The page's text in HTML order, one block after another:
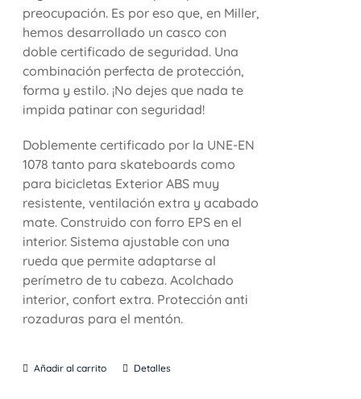
preocupación. Es por eso que, en Miller,
hemos desarrollado un casco con
doble certificado de seguridad. Una
combinación perfecta de protección,
forma y estilo. ¡No dejes que nada te
impida patinar con seguridad!
Doblemente certificado por la UNE-EN
1078 tanto para skateboards como
para bicicletas Exterior ABS muy
resistente, ventilación extra y acabado
mate. Construido con forro EPS en el
interior. Sistema ajustable con una
rueda que permite adaptarse al
perímetro de tu cabeza. Acolchado
interior, confort extra. Protección anti
rozaduras para el mentón.
Añadir al carrito Detalles